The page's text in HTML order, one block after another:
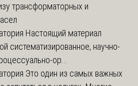
трансформаторных и
Настоящий материал
систематизированное, научно-
ор...
Это один из самых важных